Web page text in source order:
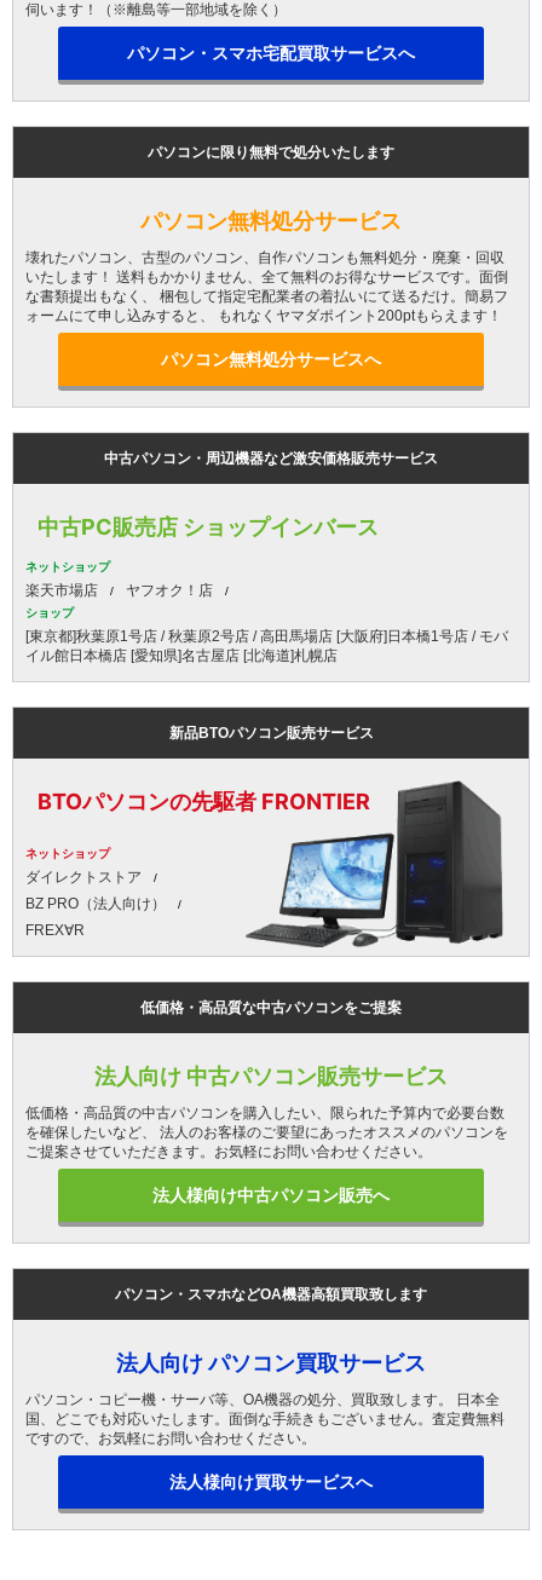
伺います！（※離島等一部地域を除く）
パソコン・スマホ宅配買取サービスへ
パソコンに限り無料で処分いたします
パソコン無料処分サービス
壊れたパソコン、古型のパソコン、自作パソコンも無料処分・廃棄・回収
いたします！ 送料もかかりません、全て無料のお得なサービスです。面倒
な書類提出もなく、 梱包して指定宅配業者の着払いにて送るだけ。簡易フ
ォームにて申し込みすると、 もれなくヤマダポイント200ptもらえます！
パソコン無料処分サービスへ
中古パソコン・周辺機器など激安価格販売サービス
中古PC販売店 ショップインバース
ネットショップ
楽天市場店 ヤフオク！店
ショップ
[東京都]秋葉原1号店 / 秋葉原2号店 / 高田馬場店 [大阪府]日本橋1号店 / モバ
イル館日本橋店 [愛知県]名古屋店 [北海道]札幌店
新品BTOパソコン販売サービス
BTOパソコンの先駆者 FRONTIER
ネットショップ
ダイレクトストア
BZ PRO（法人向け）
FREX∀R
低価格・高品質な中古パソコンをご提案
法人向け 中古パソコン販売サービス
低価格・高品質の中古パソコンを購入したい、限られた予算内で必要台数
を確保したいなど、 法人のお客様のご要望にあったオススメのパソコンを
ご提案させていただきます。お気軽にお問い合わせください。
法人様向け中古パソコン販売へ
パソコン・スマホなどOA機器高額買取致します
法人向け パソコン買取サービス
パソコン・コピー機・サーバ等、OA機器の処分、買取致します。 日本全
国、どこでも対応いたします。面倒な手続きもございません。査定費無料
ですので、お気軽にお問い合わせください。
法人様向け買取サービスへ